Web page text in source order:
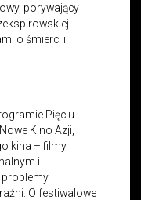
porywający
o śmierci i
Pięciu
Kino Azji,
kina – filmy
i
i
O festiwalowe